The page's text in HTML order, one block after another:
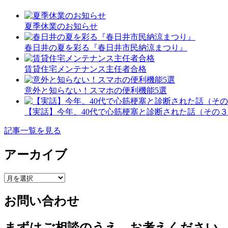
夏季休業のお知らせ
春日井の夏を彩る『春日井市民納涼まつり』
賃貸住宅メンテナンス主任者合格
意外と知らない！スマホの便利機能5選
【実話】今年、40代で心筋梗塞と診断された話（その
記事一覧を見る
アーカイブ
ア
カ
イ
ブ
お問い合わせ